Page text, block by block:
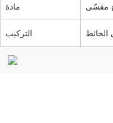
مادة مقسّى
التركيب